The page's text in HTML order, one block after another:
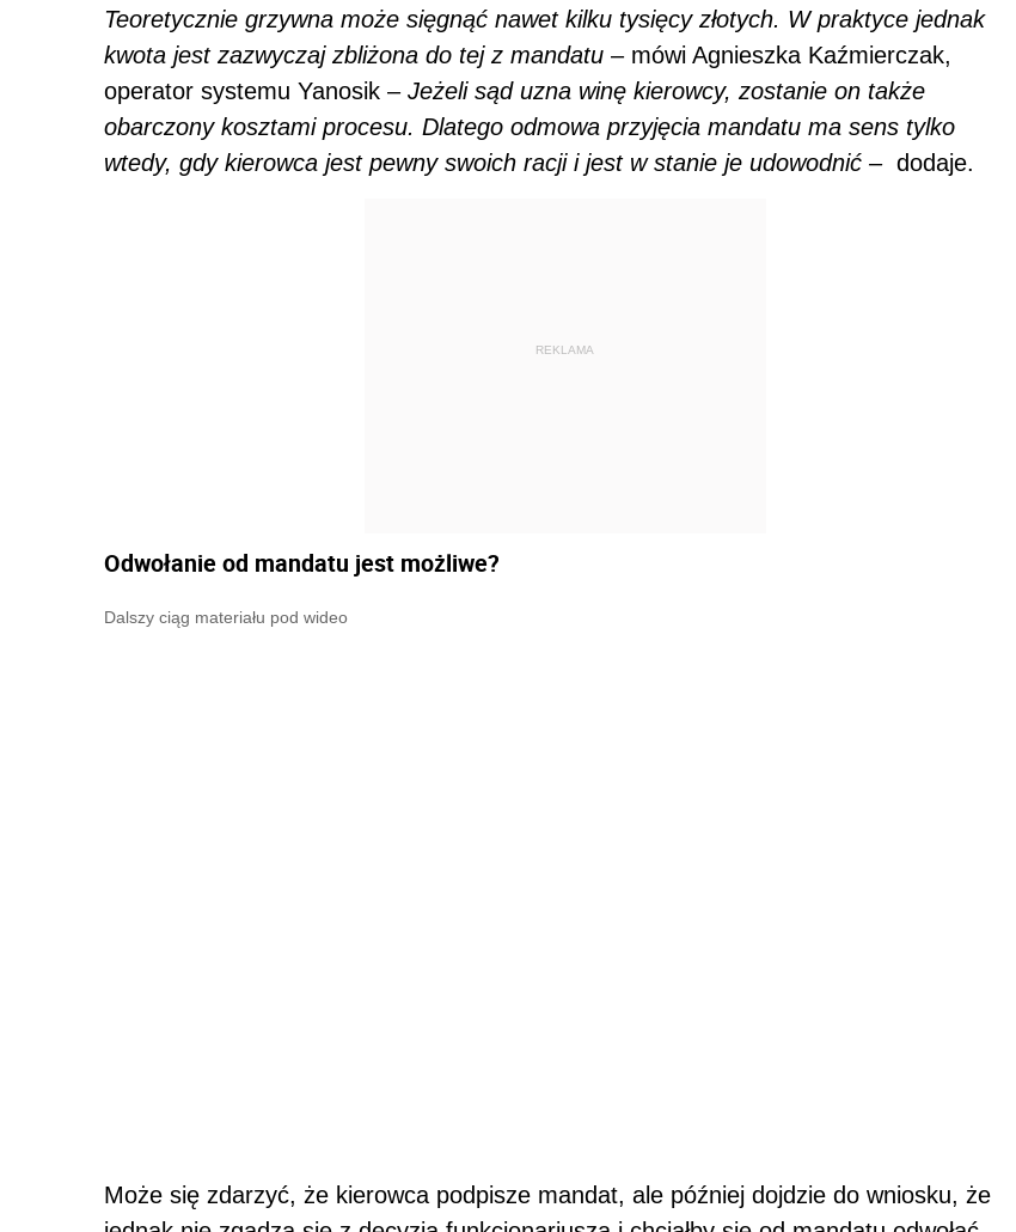
Teoretycznie grzywna może sięgnąć nawet kilku tysięcy złotych. W praktyce jednak
kwota jest zazwyczaj zbliżona do tej z mandatu – mówi Agnieszka Kaźmierczak,
operator systemu Yanosik – Jeżeli sąd uzna winę kierowcy, zostanie on także
obarczony kosztami procesu. Dlatego odmowa przyjęcia mandatu ma sens tylko
wtedy, gdy kierowca jest pewny swoich racji i jest w stanie je udowodnić – dodaje.
REKLAMA
Odwołanie od mandatu jest możliwe?
Dalszy ciąg materiału pod wideo
Może się zdarzyć, że kierowca podpisze mandat, ale później dojdzie do wniosku, że